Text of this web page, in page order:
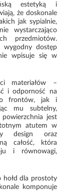
estetyką i
że doskonale
jak sypialnie,
wystarczająco
przedmiotów.
wygodny dostęp
wpisuje się w
materiałów –
i odporność na
frontów, jak i
mu subtelny,
powierzchnia jest
atutem w
design oraz
całość, która
i równowagi,
hołd dla prostoty
komponuje